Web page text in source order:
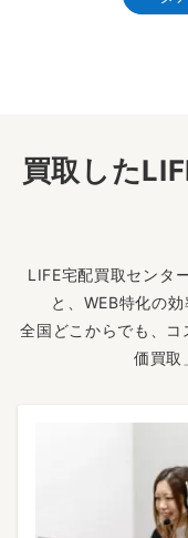
買取した
LIFE宅配買取センタ
と、WEB特化の
全国どこからでも、
価買取